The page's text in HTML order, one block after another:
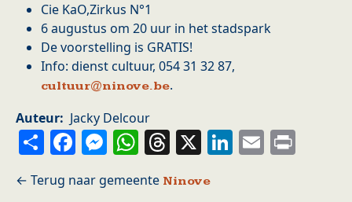
Cie KaO,Zirkus N°1
6 augustus om 20 uur in het stadspark
De voorstelling is GRATIS!
Info: dienst cultuur, 054 31 32 87,
cultuur@ninove.be.
Auteur
Jacky Delcour
ShareFacebook
Messenger
WhatsApp
Threads
X LinkedIn
Email
Ninove